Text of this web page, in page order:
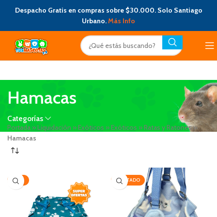
Despacho Gratis en compras sobre $30.000. Solo Santiago
Urbano.Más Info
Hamacas
Categorías
Portada »Liquidación »Exóticos »Exóticos »Ratas y Ratones»
Hamacas
-24% AGOTADO